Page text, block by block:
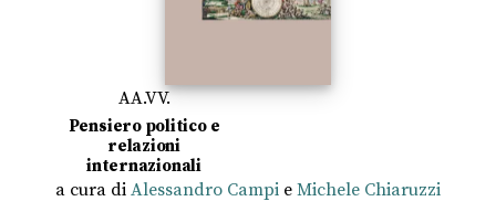
AA.VV.
Pensiero politico e
relazioni
internazionali
a cura di Alessandro Campi e Michele Chiaruzzi